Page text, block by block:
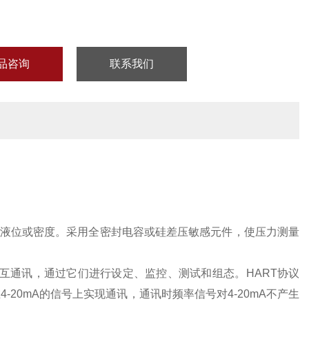
咨询 联系我们
位或密度。采用全密封电容或硅差压敏感元件，使压力测量
通讯，通过它们进行设定、监控、测试和组态。HART协议
20mA的信号上实现通讯，通讯时频率信号对4-20mA不产生